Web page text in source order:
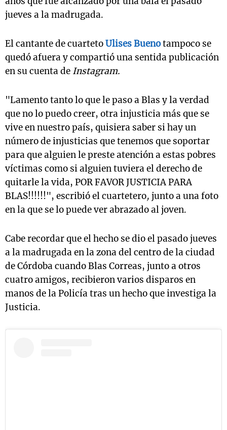
jueves a la madrugada.
El cantante de cuartetoUlises Buenotampoco se
quedó afuera y compartió una sentida publicación
en su cuenta de Instagram.
"Lamento tanto lo que le paso a Blas y la verdad
que no lo puedo creer, otra injusticia más que se
vive en nuestro país, quisiera saber si hay un
número de injusticias que tenemos que soportar
para que alguien le preste atención a estas pobres
víctimas como si alguien tuviera el derecho de
quitarle la vida, POR FAVOR JUSTICIA PARA
BLAS!!!!!!", escribió el cuartetero, junto a una foto
en la que se lo puede ver abrazado al joven.
Cabe recordar que el hecho se dio el pasado jueves
a la madrugada en la zona del centro de la ciudad
de Córdoba cuando Blas Correas, junto a otros
cuatro amigos, recibieron varios disparos en
manos de la Policía tras un hecho que investiga la
Justicia.